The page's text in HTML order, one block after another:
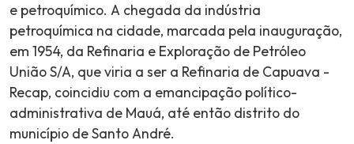
e petroquímico. A chegada da indústria
petroquímica na cidade, marcada pela inauguração,
em 1954, da Refinaria e Exploração de Petróleo
União S/A, que viria a ser a Refinaria de Capuava -
Recap, coincidiu com a emancipação político-
administrativa de Mauá, até então distrito do
município de Santo André.